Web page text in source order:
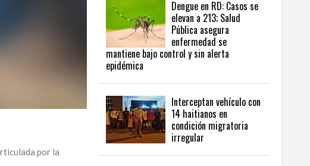
por la
Dengue en RD: Casos se
elevan a 213; Salud
Pública asegura
enfermedad se
mantiene bajo control y sin alerta
epidémica
Interceptan vehículo con
14 haitianos en
condición migratoria
irregular